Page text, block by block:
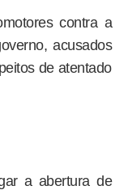
contra a
acusados
de atentado
a abertura de